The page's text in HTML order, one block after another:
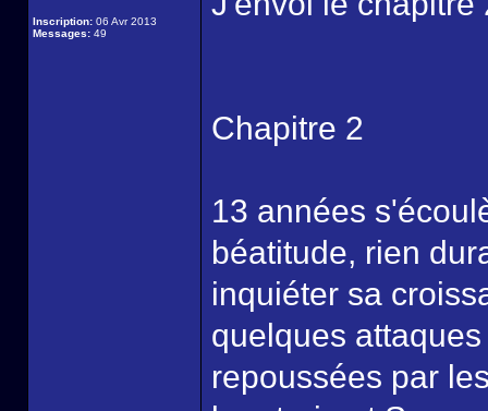
Inscription: 06 Avr 2013
Messages: 49
Chapitre 2
13 années
béatitude, rien
inquiéter sa
quelques
repoussées par